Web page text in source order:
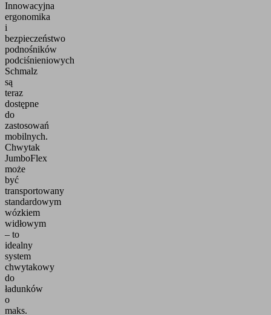
Innowacyjna
ergonomika
i
bezpieczeństwo
podnośników
podciśnieniowych
Schmalz
są
teraz
dostępne
do
zastosowań
mobilnych.
Chwytak
JumboFlex
może
być
transportowany
standardowym
wózkiem
widłowym
– to
idealny
system
chwytakowy
do
ładunków
o
maks.